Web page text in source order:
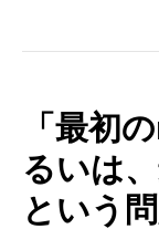
「最初
るいは
という